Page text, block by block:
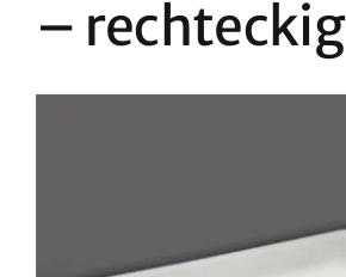
– rechteckig